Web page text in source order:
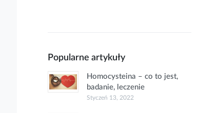
Popularne artykuły
Homocysteina – co to jest,
badanie, leczenie
Styczeń 13, 2022